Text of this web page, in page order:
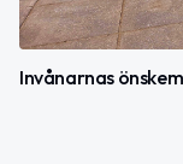
Invånarnas